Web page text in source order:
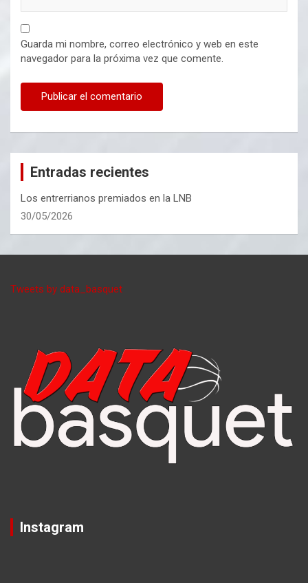
Guarda mi nombre, correo electrónico y web en este
navegador para la próxima vez que comente.
Entradas recientes
Los entrerrianos premiados en la LNB
30/05/2026
Tweets by data_basquet
Instagram